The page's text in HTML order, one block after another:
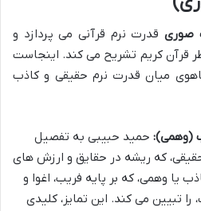
صوری قدرت نرم قرآنی می پردازد و
قرآن کریم تشریح می کند. اینجاست
میان قدرت نرم حقیقی و کاذب
(وهمی): حمید حبیبی به تفصیل
که ریشه در حقایق و ارزش های
یا وهمی، که بر پایه فریب، اغوا و
را تبیین می کند. این تمایز، کلیدی